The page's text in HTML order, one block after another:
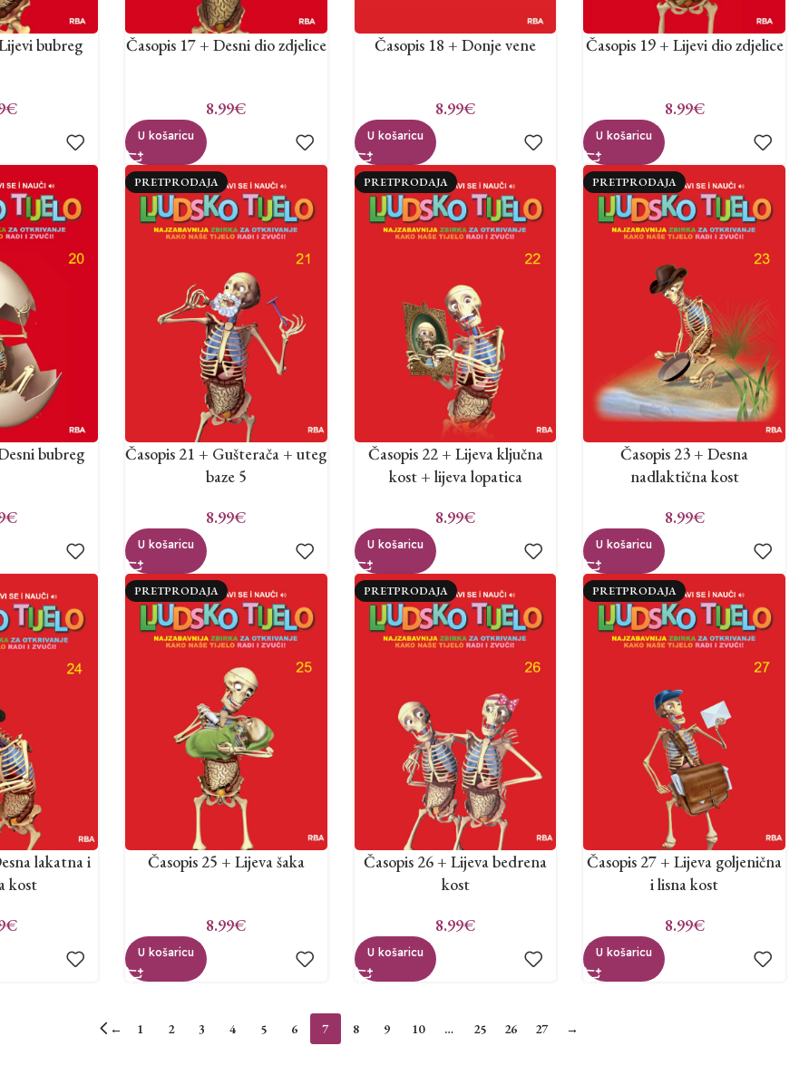
bubreg
€
Časopis 17 + Desni dio zdjelice
8.99€
U košaricu
Časopis 18 + Donje vene
8.99€
U košaricu
Časopis 19 + Lijevi dio zdjelice
8.99€
U košaricu
bubreg
€
PRETPRODAJA
Časopis 21 + Gušterača + uteg
baze 5
8.99€
U košaricu
PRETPRODAJA
Časopis 22 + Lijeva ključna
kost + lijeva lopatica
8.99€
U košaricu
PRETPRODAJA
Časopis 23 + Desna
nadlaktična kost
8.99€
U košaricu
lakatna i
kost
€
PRETPRODAJA
Časopis 25 + Lijeva šaka
8.99€
U košaricu
PRETPRODAJA
Časopis 26 + Lijeva bedrena
kost
8.99€
U košaricu
PRETPRODAJA
Časopis 27 + Lijeva goljenična
i lisna kost
8.99€
U košaricu
← 1 2 3 4 5 6 7 8 9 10 … 25 26 27 →